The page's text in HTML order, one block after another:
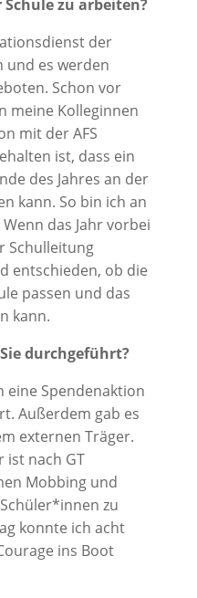
zu arbeiten?
der
und es werden
Schon vor
meine Kolleginnen
mit der AFS
ist, dass ein
des Jahres an der
kann. So bin ich an
das Jahr vorbei
Schulleitung
entschieden, ob die
passen und das
kann.
durchgeführt?
eine Spendenaktion
Außerdem gab es
externen Träger.
ist nach GT
Mobbing und
zu
konnte ich acht
ins Boot